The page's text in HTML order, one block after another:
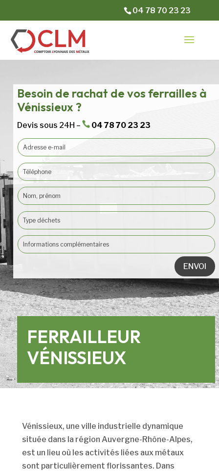
04 78 70 23 23
Besoin de rachat de vos ferrailles à
Vénissieux ?
Devis sous 24H – 04 78 70 23 23
ENVOI
FERRAILLEUR
VÉNISSIEUX
Vénissieux, une ville industrielle dynamique
située dans la région Auvergne-Rhône-Alpes,
est un lieu où les activités liées aux métaux
sont particulièrement florissantes. Dans